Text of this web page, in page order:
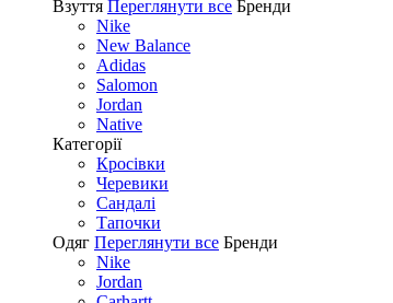
Взуття Переглянути все Бренди
Nike
New Balance
Adidas
Salomon
Jordan
Native
Категорії
Кросівки
Черевики
Сандалі
Tапочки
Одяг Переглянути все Бренди
Nike
Jordan